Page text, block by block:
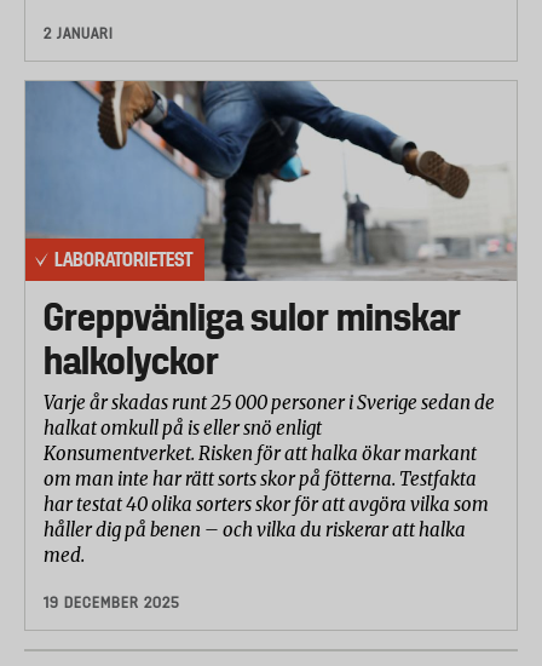
2 JANUARI
LABORATORIETEST
Greppvänliga sulor minskar
halkolyckor
Varje år skadas runt 25 000 personer i Sverige sedan de
halkat omkull på is eller snö enligt
Konsumentverket. Risken för att halka ökar markant
om man inte har rätt sorts skor på fötterna. Testfakta
har testat 40 olika sorters skor för att avgöra vilka som
håller dig på benen – och vilka du riskerar att halka
med.
19 DECEMBER 2025